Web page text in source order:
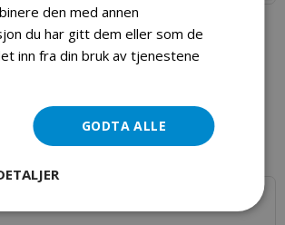
atv 50-110 cc
kr 409,00
Legg i handlekurv
den med annen
du har gitt dem eller som de
inn fra din bruk av tjenestene
GODTA ALLE